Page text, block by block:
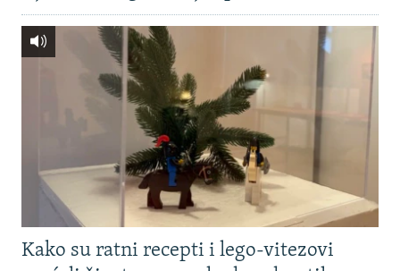
Kako su ratni recepti i lego-vitezovi